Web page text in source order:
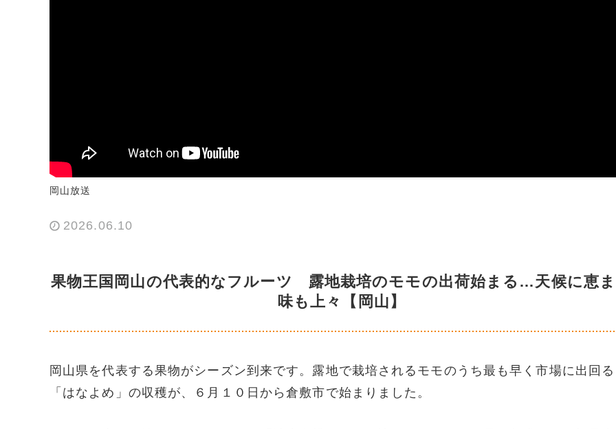
岡山放送
2026.06.10
果物王国岡山の代表的なフルーツ 露地栽培のモモの出荷始まる…天候に恵
味も上々【岡山】
岡山県を代表する果物がシーズン到来です。露地で栽培されるモモのうち最も早く市場に出回る
「はなよめ」の収穫が、６月１０日から倉敷市で始まりました。